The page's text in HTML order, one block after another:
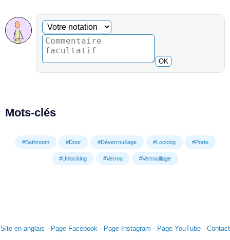
Commentaire facultatif
Votre notation
OK
Mots-clés
#Bathroom #Door #Déverrouillage #Locking #Porte
#Unlocking #Verrou #Verrouillage
Site en anglais - Page Facebook - Page Instagram - Page YouTube- Contact